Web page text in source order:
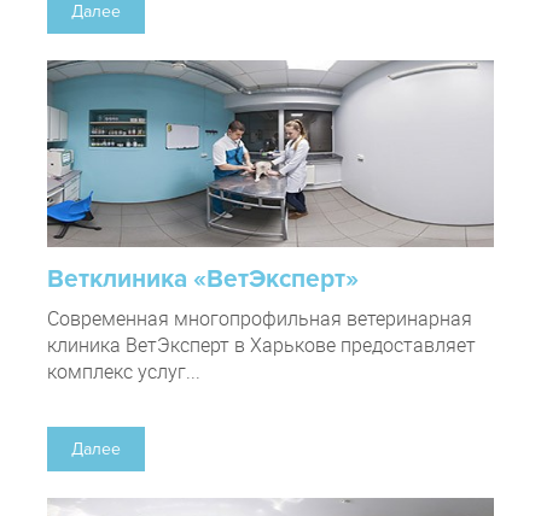
Далее
Ветклиника «ВетЭксперт»
Современная многопрофильная ветеринарная
клиника ВетЭксперт в Харькове предоставляет
комплекс услуг...
Далее